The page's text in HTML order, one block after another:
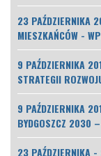
23 PAŹDZIERNIKA
MIESZKAŃCÓW -
9 PAŹDZIERNIKA
STRATEGII
9 PAŹDZIERNIKA
BYDGOSZCZ 2030
23 PAŹDZIERNIKA